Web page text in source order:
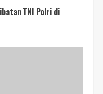
TNI Polri di